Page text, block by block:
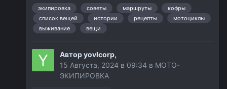
экипировка советы маршруты
кофры
список вещей
истории рецепты
мотоциклы
выживание
вещи
Авторyovlcorp,
15 Августа, 2024 в 09:34 в МОТО-
ЭКИПИРОВКА